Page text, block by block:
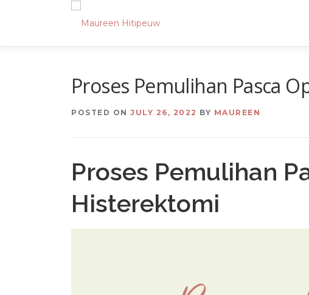
Proses Pemulihan Pasca
POSTED ON JULY 26, 2022 BY MAUREEN
Proses Pemulihan
Histerektomi